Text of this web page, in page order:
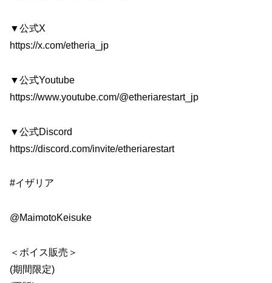
▼公式X
https://x.com/etheria_jp
▼公式Youtube
https://www.youtube.com/@etheriarestart_jp
▼公式Discord
https://discord.com/invite/etheriarestart
#イザリア
@MaimotoKeisuke
＜ボイス販売＞
(期間限定)